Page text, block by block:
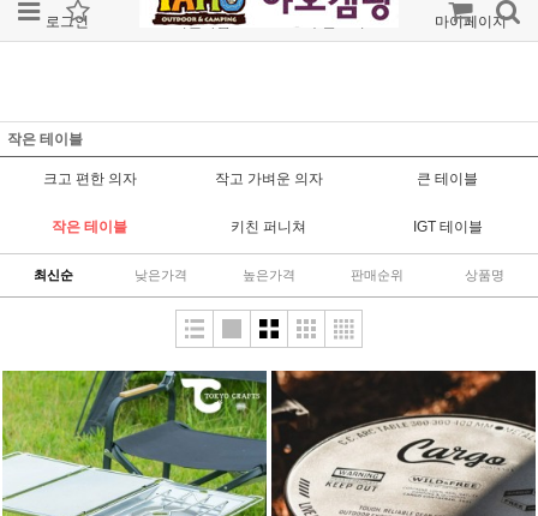
로그인 회원가입 주문조회 마이페이지
작은 테이블
크고 편한 의자 작고 가벼운 의자 큰 테이블
작은 테이블 키친 퍼니쳐 IGT 테이블
최신순 낮은가격 높은가격 판매순위 상품명